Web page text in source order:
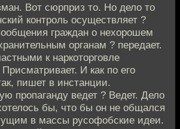
Вот сюрприз то. Но дело то
контроль осуществляет ?
граждан о нехорошем
органам ? передает.
к наркоторговле
И как по его
пишет в инстанции.
пропаганду ведет ? Ведет. Дело
бы, что бы он не общался
в массы русофобские идеи.